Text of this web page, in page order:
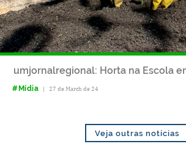
umjornalregional: Horta na Escola
#Mídia | 27 de March de 24
Veja outras notícias